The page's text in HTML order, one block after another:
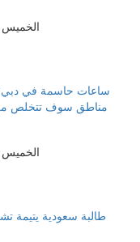
الخميس 28 أغسطس 2025 07:15 صباحاً
الخميس 28 أغسطس 2025 02:22 صباحاً
طالبة سعودية يتيمة